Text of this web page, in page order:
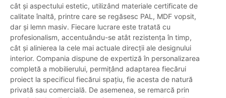
cât și aspectului estetic, utilizând materiale certificate de
calitate înaltă, printre care se regăsesc PAL, MDF vopsit,
dar și lemn masiv. Fiecare lucrare este tratată cu
profesionalism, accentuându-se atât rezistența în timp,
cât și alinierea la cele mai actuale direcții ale designului
interior. Compania dispune de expertiză în personalizarea
completă a mobilierului, permițând adaptarea fiecărui
proiect la specificul fiecărui spațiu, fie acesta de natură
privată sau comercială. De asemenea, se remarcă prin